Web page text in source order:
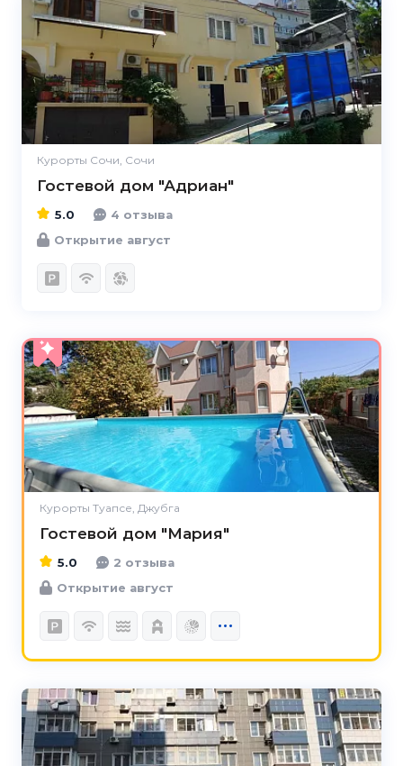
Курорты Сочи, Сочи
Гостевой дом "Адриан"
5.0
5.0
4 отзыва
Открытие август
Курорты Туапсе, Джубга
Гостевой дом "Мария"
5.0
5.0
2 отзыва
Открытие август